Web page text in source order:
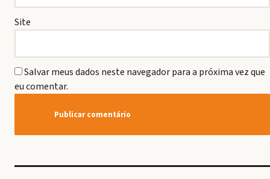
Site
Salvar meus dados neste navegador para a próxima vez que
eu comentar.